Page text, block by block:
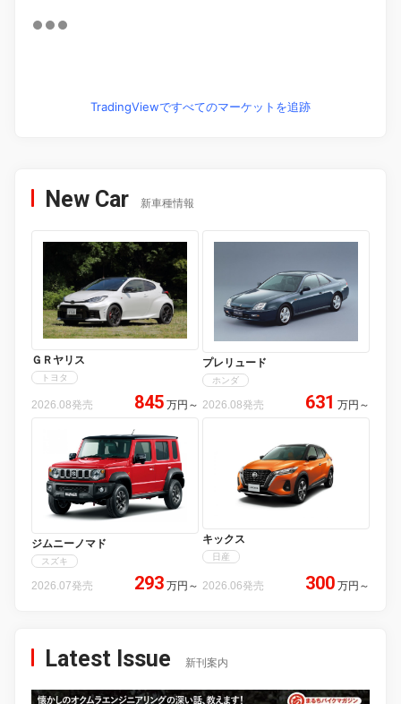
TradingViewですべてのマーケットを追跡
New Car 新車種情報
ＧＲヤリス
トヨタ
2026.08発売 845 万円 ～
プレリュード
ホンダ
2026.08発売 631 万円 ～
ジムニーノマド
スズキ
2026.07発売 293 万円 ～
キックス
日産
2026.06発売 300 万円 ～
Latest Issue 新刊案内